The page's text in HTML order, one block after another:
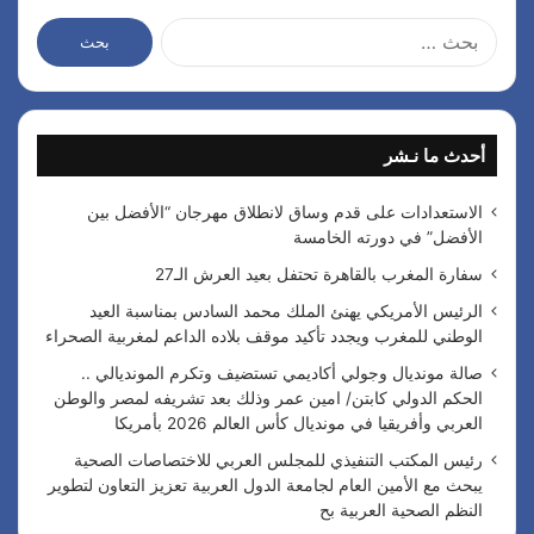
ح
ث
ن
:
أحدث ما نـشر
الاستعدادات على قدم وساق لانطلاق مهرجان “الأفضل بين
الأفضل” في دورته الخامسة
سفارة المغرب بالقاهرة تحتفل بعيد العرش الـ27
الرئيس الأمريكي يهنئ الملك محمد السادس بمناسبة العيد
الوطني للمغرب ويجدد تأكيد موقف بلاده الداعم لمغربية الصحراء
صالة مونديال وجولي أكاديمي تستضيف وتكرم المونديالي ..
الحكم الدولي كابتن/ امين عمر وذلك بعد تشريفه لمصر والوطن
العربي وأفريقيا في مونديال كأس العالم 2026 بأمريكا
رئيس المكتب التنفيذي للمجلس العربي للاختصاصات الصحية
يبحث مع الأمين العام لجامعة الدول العربية تعزيز التعاون لتطوير
النظم الصحية العربية بح